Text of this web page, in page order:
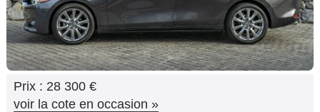
Moto
Prix : 28 300 €
voir la cote en occasion »